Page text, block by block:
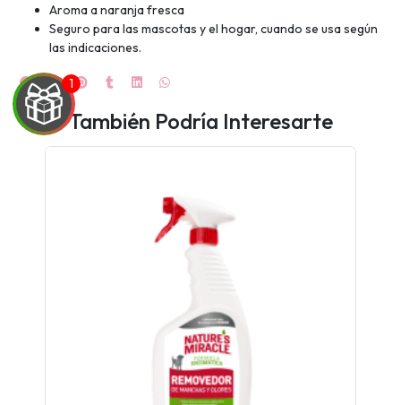
Aroma a naranja fresca
Seguro para las mascotas y el hogar, cuando se usa según
las indicaciones.
También Podría Interesarte